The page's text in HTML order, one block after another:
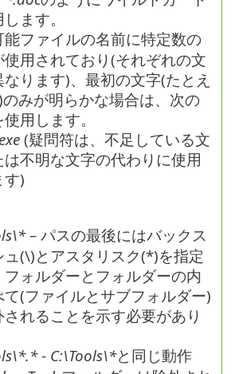
ます。
能ファイルの名前に特定数の
使用されており(それぞれの文
ります)、最初の文字(たとえ
みが明らかな場合は、次の
用します。
(疑問符は、不足している文
は不明な文字の代わりに使用
す)
– パスの最後にはバックス
(\)とアスタリスク(*)を指定
フォルダーとフォルダーの内
て(ファイルとサブフォルダー)
されることを示す必要があり
- C:\Tools\*と同じ動作